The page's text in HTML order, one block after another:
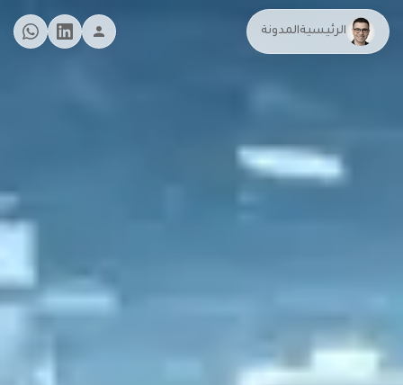
الرئيسيةالمدونة